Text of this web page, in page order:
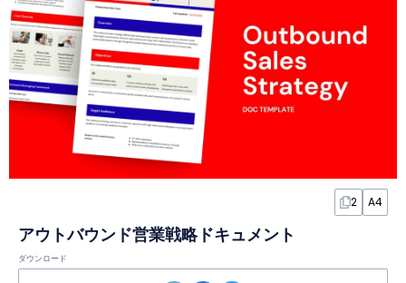
2 A4
アウトバウンド営業戦略ドキュメント
ダウンロード